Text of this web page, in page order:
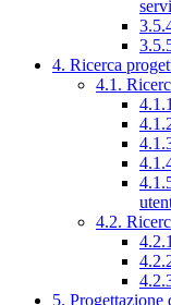
4. Ricerca
4.1.
4.2.
5. Progettazione